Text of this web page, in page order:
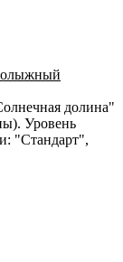
долина"
Уровень
"Стандарт",